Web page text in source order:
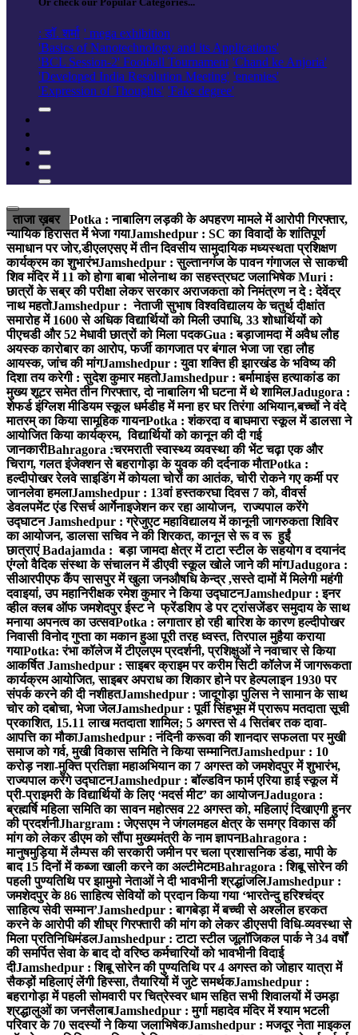
: डॉ. शर्मा ' mega exhibition
'Basics of Nanotechnology and its Applications'
'BCL Session-2' Football Tournament 'Chand ke Anjoria'
'Developed India Resolution Meeting' 'enemies'
'Expression of Thoughts' 'Fake degree'
ताजा ख़बर
Potka : नाबालिग लड़की के अपहरण मामले में आरोपी गिरफ्तार,
न्यायिक हिरासत में भेजा गयाJamshedpur : SC का विवादों के शांतिपूर्ण
समाधान पर जोर,डीएलएसए में तीन दिवसीय सामुदायिक मध्यस्थता प्रशिक्षण
कार्यक्रम का शुभारंभJamshedpur : सुल्तानगंज के पावन गंगाजल से साकची
शिव मंदिर में 11 को होगा बाबा भोलेनाथ का सहस्त्रघट जलाभिषेकMuri :
छात्रों के सब्र की परीक्षा लेकर सरकार अराजकता को निमंत्रण न दे : देवेंद्र
नाथ महतोJamshedpur : नेताजी सुभाष विश्वविद्यालय के चतुर्थ दीक्षांत
समारोह में 1600 से अधिक विद्यार्थियों को मिली उपाधि, 33 शोधार्थियों को
पीएचडी और 52 मेधावी छात्रों को मिला पदकGua : बड़ाजामदा में अवैध लौह
अयस्क कारोबार का आरोप, फर्जी कागजात पर बंगाल भेजा जा रहा लौह
आयस्क, जांच की मांगJamshedpur : युवा शक्ति ही झारखंड के भविष्य की
दिशा तय करेगी : सुदेश कुमार महतोJamshedpur : बर्मामाइंस हत्याकांड का
मुख्य शूटर समेत तीन गिरफ्तार, दो नाबालिग भी घटना में थे शामिलJadugora :
शेफर्ड इंग्लिश मीडियम स्कूल धर्मडीह में मना हर घर तिरंगा अभियान,बच्चों ने वंदे
मातरम् का किया सामूहिक गायनPotka : शंकरदा व बाघमारा स्कूल में डालसा ने
आयोजित किया कार्यक्रम, विद्यार्थियों को कानून की दी गई
जानकारीBahragora :चरमराती स्वास्थ्य व्यवस्था की भेंट चढ़ा एक और
चिराग, गलत इंजेक्शन से बहरागोड़ा के युवक की दर्दनाक मौतPotka :
हल्दीपोखर रेलवे साइडिंग में कोयला चोरों का आतंक, चोरी रोकने गए कर्मी पर
जानलेवा हमलाJamshedpur : 13वां हस्तकरघा दिवस 7 को, वीवर्स
डेवलपमेंट एंड रिसर्च आर्गेनाइजेशन कर रहा आयोजन, राज्यपाल करेंगे
उद्घाटनJamshedpur : ग्रेजुएट महाविद्यालय में कानूनी जागरुकता शिविर
का आयोजन, डालसा सचिव ने की शिरकत, कानून से रू व रू हुईं
छात्राएंBadajamda : बड़ा जामदा क्षेत्र में टाटा स्टील के सहयोग व दयानंद
एंग्लो वैदिक संस्था के संचालन में डीएवी स्कूल खोले जाने की मांगJadugora :
सीआरपीएफ कैंप सासपुर में खुला जनऔषधि केन्द्र ,सस्ते दामों में मिलेगी महंगी
दवाइयां, उप महानिरीक्षक रमेश कुमार ने किया उद्घाटनJamshedpur : इनर
व्हील क्लब ऑफ जमशेदपुर ईस्ट ने फ्रेंडशिप डे पर ट्रांसजेंडर समुदाय के साथ
मनाया अपनत्व का उत्सवPotka : लगातार हो रही बारिश के कारण हल्दीपोखर
निवासी विनोद गुप्ता का मकान हुआ पूरी तरह ध्वस्त, तिरपाल मुहैया कराया
गयाPotka: रंभा कॉलेज में टीएलएम प्रदर्शनी, प्रशिक्षुओं ने नवाचार से किया
आकर्षितJamshedpur : साइबर क्राइम पर करीम सिटी कॉलेज में जागरूकता
कार्यक्रम आयोजित, साइबर अपराध का शिकार होने पर हेल्पलाइन 1930 पर
संपर्क करने की दी नशीहतJamshedpur : जादूगोड़ा पुलिस ने सामान के साथ
चोर को दबोचा, भेजा जेलJamshedpur : पूर्वी सिंहभूम में प्रारूप मतदाता सूची
प्रकाशित, 15.11 लाख मतदाता शामिल; 5 अगस्त से 4 सितंबर तक दावा-
आपत्ति का मौकाJamshedpur : नंदिनी करूवा की शानदार सफलता पर मुखी
समाज को गर्व, मुखी विकास समिति ने किया सम्मानितJamshedpur : 10
करोड़ नशा-मुक्ति प्रतिज्ञा महाअभियान का 7 अगस्त को जमशेदपुर में शुभारंभ,
राज्यपाल करेंगे उद्घाटनJamshedpur : बॉल्डविन फार्म एरिया हाई स्कूल में
प्री-प्राइमरी के विद्यार्थियों के लिए ‘मदर्स मीट’ का आयोजनJadugora :
ब्रह्मर्षि महिला समिति का सावन महोत्सव 22 अगस्त को, महिलाएं दिखाएगी हुनर
की प्रदर्शनीJhargram : जेएसएम ने जंगलमहल क्षेत्र के समग्र विकास की
मांग को लेकर डीएम को सौंपा मुख्यमंत्री के नाम ज्ञापनBahragora :
मानुषमुड़िया में लैम्पस की सरकारी जमीन पर चला प्रशासनिक डंडा, मापी के
बाद 15 दिनों में कब्जा खाली करने का अल्टीमेटमBahragora : शिबू सोरेन की
पहली पुण्यतिथि पर झामुमो नेताओं ने दी भावभीनी श्रद्धांजलिJamshedpur :
जमशेदपुर के 86 साहित्य सेवियों को प्रदान किया गया ‘भारतेन्दु हरिश्चंद्र
साहित्य सेवी सम्मान’Jamshedpur : बागबेड़ा में बच्ची से अश्लील हरकत
करने के आरोपी की शीघ्र गिरफ्तारी की मांग को लेकर डीएसपी विधि-व्यवस्था से
मिला प्रतिनिधिमंडलJamshedpur : टाटा स्टील जूलॉजिकल पार्क ने 34 वर्षों
की समर्पित सेवा के बाद दो वरिष्ठ कर्मचारियों को भावभीनी विदाई
दीJamshedpur : शिबू सोरेन की पुण्यतिथि पर 4 अगस्त को जोहार यात्रा में
सैकड़ों महिलाएं लेंगी हिस्सा, तैयारियों में जुटे समर्थकJamshedpur :
बहरागोड़ा में पहली सोमवारी पर चित्रेस्वर धाम सहित सभी शिवालयों में उमड़ा
श्रद्धालुओं का जनसैलाबJamshedpur : मुर्गा महादेव मंदिर में श्याम भटली
परिवार के 70 सदस्यों ने किया जलाभिषेकJamshedpur : मजदूर नेता माइकल